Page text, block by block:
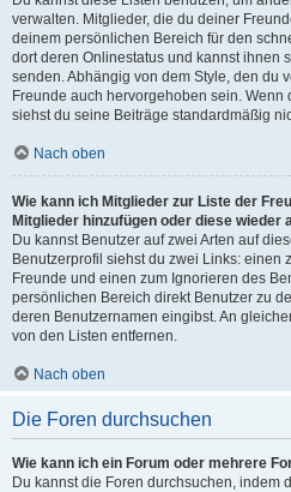
verwalten. Mitglieder, die du deiner
deinem persönlichen Bereich für den
dort deren Onlinestatus und kannst ihnen
senden. Abhängig von dem Style, den du
Freunde auch hervorgehoben sein.
siehst du seine Beiträge standardmäßig
Nach oben
Wie kann ich Mitglieder zur Liste der
Mitglieder hinzufügen oder diese wieder
Du kannst Benutzer auf zwei Arten auf
Benutzerprofil siehst du zwei Links: einen
Freunde und einen zum Ignorieren des
persönlichen Bereich direkt Benutzer zu
deren Benutzernamen eingibst. An
von den Listen entfernen.
Nach oben
Die Foren durchsuchen
Wie kann ich ein Forum oder mehrere
Du kannst die Foren durchsuchen, indem